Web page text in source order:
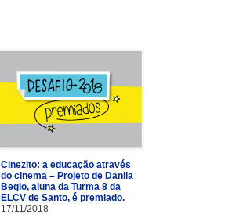
Cinezito: a educação através
do cinema – Projeto de Danila
Begio, aluna da Turma 8 da
ELCV de Santo, é premiado.
17/11/2018